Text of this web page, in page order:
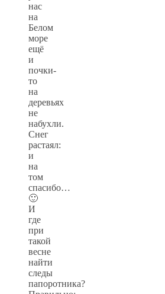
нас
на
Белом
море
ещё
и
почки-
то
на
деревьях
не
набухли.
Снег
растаял:
и
на
том
спасибо…
🙂
И
где
при
такой
весне
найти
следы
папоротника?